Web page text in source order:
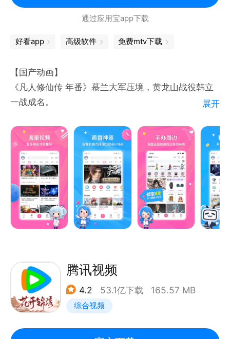
通过应用宝app下载
好看app 高级软件 免费mtv下载
【国产动画】
《凡人修仙传 年番》慕兰大军压境，黄龙山战役韩立
一战成名。
《将夜》永夜将至，拔刀向天。
《百日成王》100天，就让我俩一起加冕称王吧！
《记忆管理局》消除BUG管理记忆，去创造你想要的
结局吧！
《成也萧河》学霸游戏恋爱两不误。
【番剧动画】
轻松快乐又隐有酸涩，像极了青春！《正相反的你与
我》甜蜜上映中！
变身骑士拯救世界，《假面骑士ZZZ》任务继续！
还有海量精彩番剧内容等着你，快来与小伙伴们一同观
展开
腾讯视频
4.2 53.1亿下载 165.57 MB
综合视频